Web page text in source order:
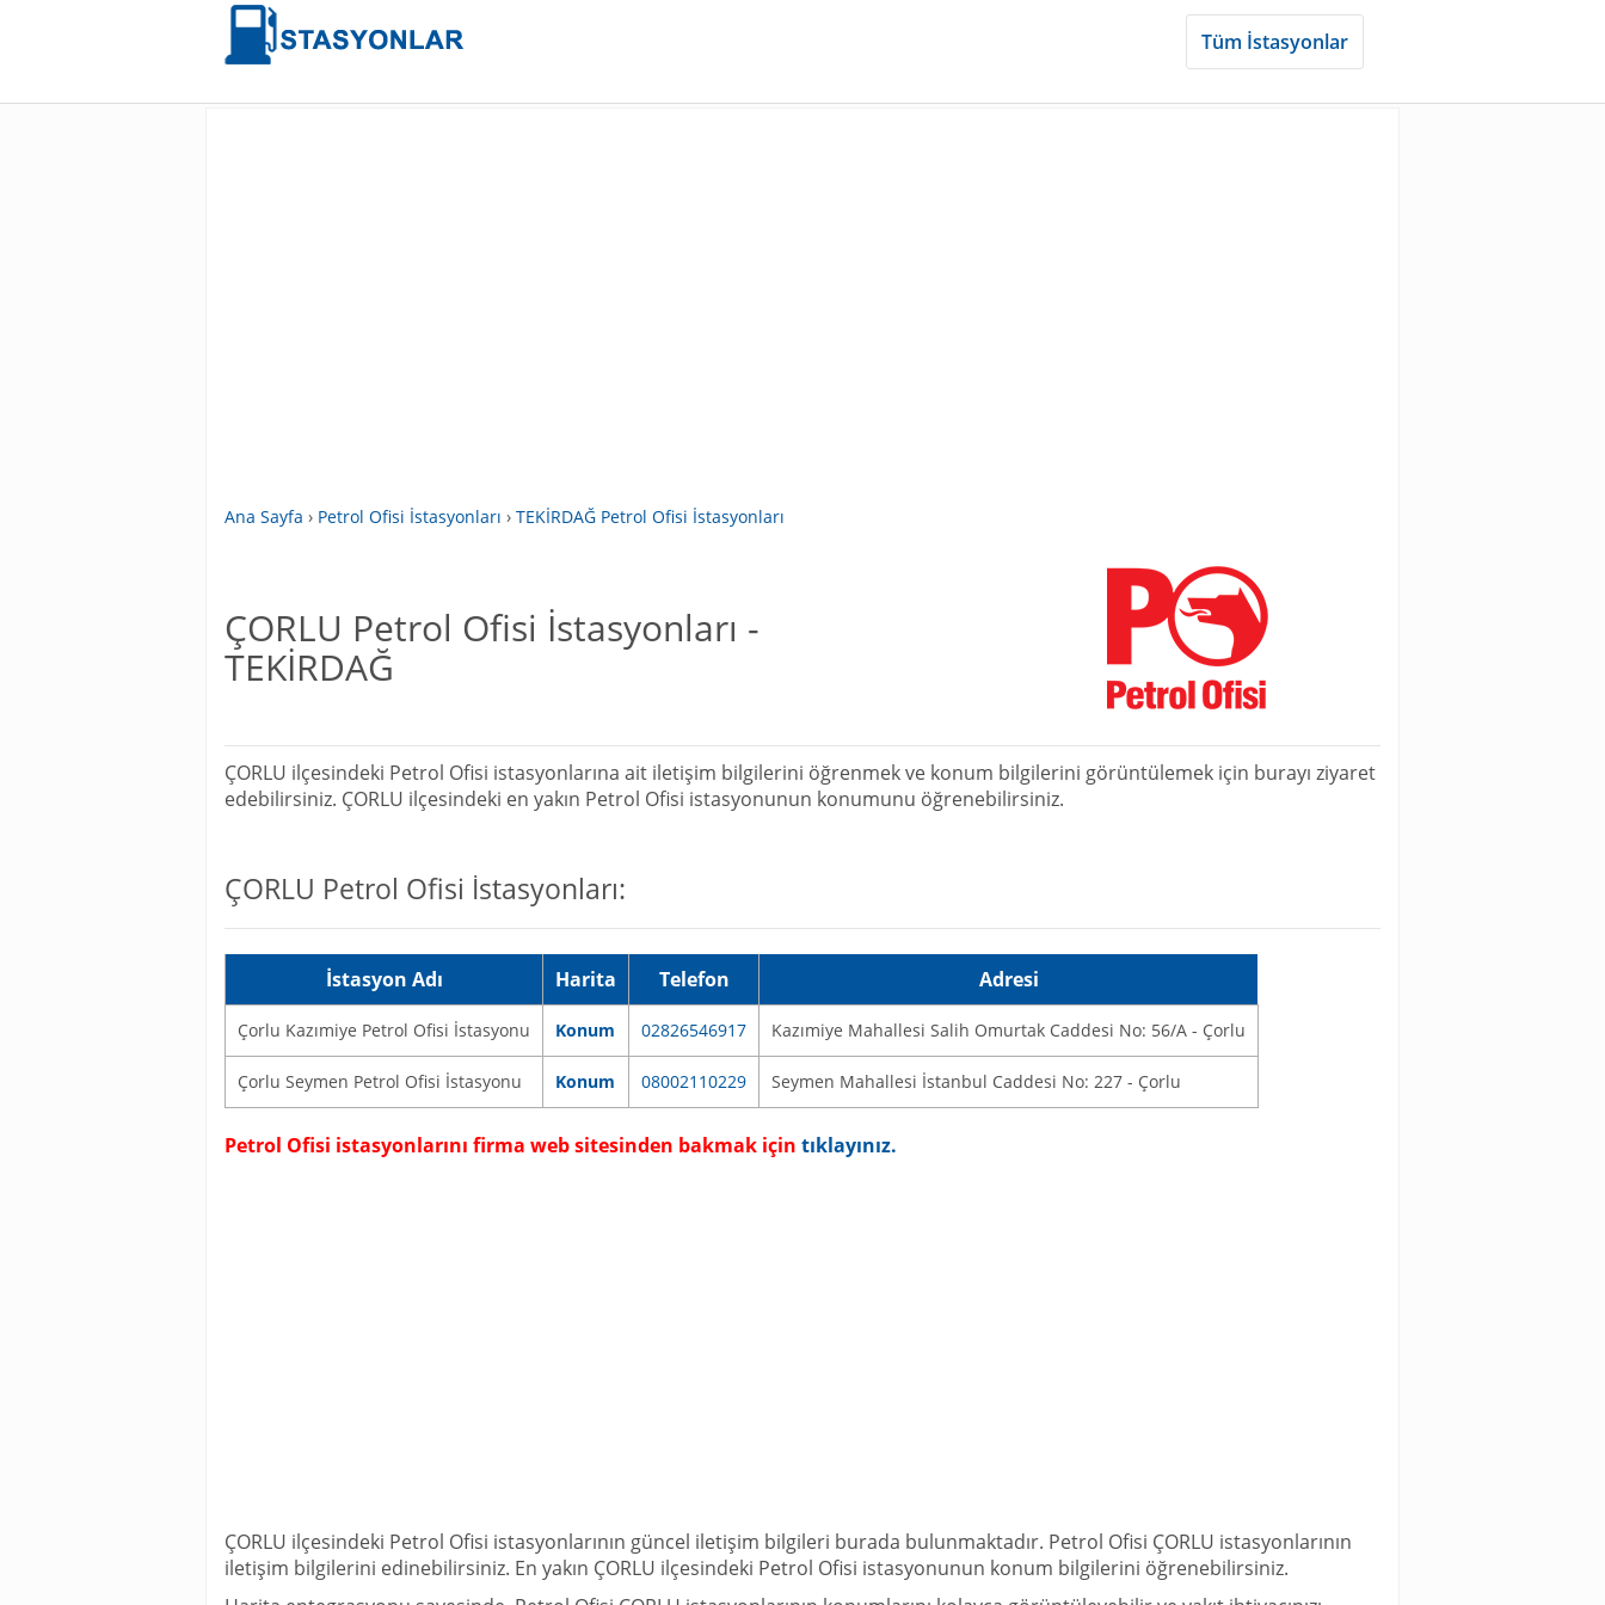
Tüm İstasyonlar
Ana Sayfa › Petrol Ofisi İstasyonları › TEKİRDAĞ Petrol Ofisi İstasyonları
ÇORLU Petrol Ofisi İstasyonları -
TEKİRDAĞ
ÇORLU ilçesindeki Petrol Ofisi istasyonlarına ait iletişim bilgilerini öğrenmek ve konum bilgilerini görüntülemek için burayı ziyaret
edebilirsiniz. ÇORLU ilçesindeki en yakın Petrol Ofisi istasyonunun konumunu öğrenebilirsiniz.
ÇORLU Petrol Ofisi İstasyonları:
İstasyon Adı Harita Telefon Adresi
Çorlu Kazımiye Petrol Ofisi İstasyonu Konum 02826546917 Kazımiye Mahallesi Salih Omurtak Caddesi No: 56/A - Çorlu
Çorlu Seymen Petrol Ofisi İstasyonu Konum 08002110229 Seymen Mahallesi İstanbul Caddesi No: 227 - Çorlu
Petrol Ofisi istasyonlarını firma web sitesinden bakmak için tıklayınız.
ÇORLU ilçesindeki Petrol Ofisi istasyonlarının güncel iletişim bilgileri burada bulunmaktadır. Petrol Ofisi ÇORLU istasyonlarının
iletişim bilgilerini edinebilirsiniz. En yakın ÇORLU ilçesindeki Petrol Ofisi istasyonunun konum bilgilerini öğrenebilirsiniz.